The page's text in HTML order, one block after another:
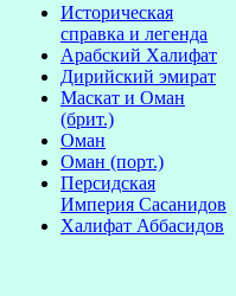
Историческая
справка и легенда
Арабский Халифат
Дирийский эмират
Маскат и Оман
(брит.)
Оман
Оман (порт.)
Персидская
Империя Сасанидов
Халифат Аббасидов